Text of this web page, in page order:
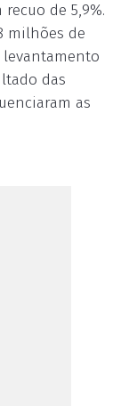
de 5,9%.
milhões de
das
as